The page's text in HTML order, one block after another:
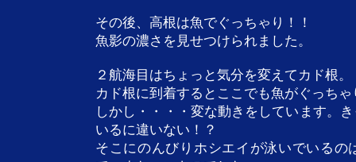
その後、高根は魚でぐっちゃり！！
魚影の濃さを見せつけられました。
２航海目はちょっと気分を変えてカド根。
カド根に到着するとここでも魚がぐっちゃ
しかし・・・・変な動きをしています。
いるに違いない！？
そこにのんびりホシエイが泳いでいるの